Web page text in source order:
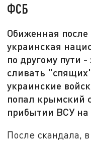
ФСБ
Обиженная после
украинская
по другому пути
сливать
украинские
попал крымский
прибытии ВСУ на
После скандала,